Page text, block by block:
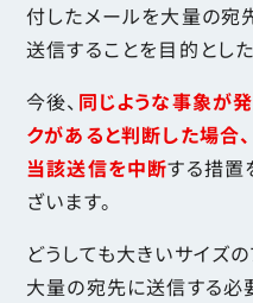
付したメールを大量の宛
送信することを目的とし
今後、 同じような事象が
クがあると判断した場合、
当該送信を中断する措置
ざいます。
どうしても大きいサイズ
大量の宛先に送信する必